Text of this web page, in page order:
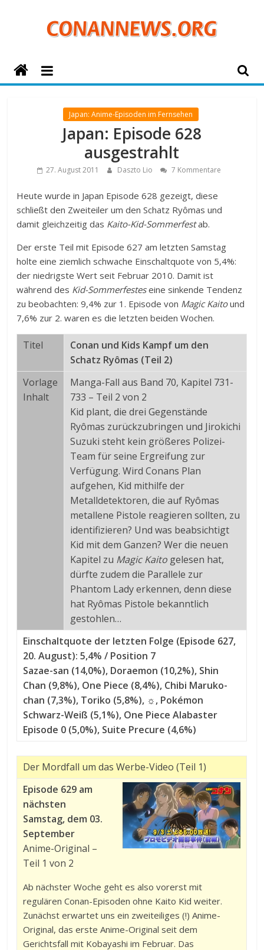
ConanNews.org
Japan: Anime-Episoden im Fernsehen
Japan: Episode 628
ausgestrahlt
27. August 2011 Daszto Lio 7 Kommentare
Heute wurde in Japan Episode 628 gezeigt, diese
schließt den Zweiteiler um den Schatz Ryômas und
damit gleichzeitig das Kaito-Kid-Sommerfestab.
Der erste Teil mit Episode 627 am letzten Samstag
holte eine ziemlich schwache Einschaltquote von 5,4%:
der niedrigste Wert seit Februar 2010. Damit ist
während des Kid-Sommerfesteseine sinkende Tendenz
zu beobachten: 9,4% zur 1. Episode von Magic Kaitound
7,6% zur 2. waren es die letzten beiden Wochen.
Titel
Conan und Kids Kampf um den
Schatz Ryômas (Teil 2)
Vorlage
Inhalt
Manga-Fall aus Band 70, Kapitel 731-
733 – Teil 2 von 2
Kid plant, die drei Gegenstände
Ryômas zurückzubringen und Jirokichi
Suzuki steht kein größeres Polizei-
Team für seine Ergreifung zur
Verfügung. Wird Conans Plan
aufgehen, Kid mithilfe der
Metalldetektoren, die auf Ryômas
metallene Pistole reagieren sollten, zu
identifizieren? Und was beabsichtigt
Kid mit dem Ganzen? Wer die neuen
Kapitel zu Magic Kaito gelesen hat,
dürfte zudem die Parallele zur
Phantom Lady erkennen, denn diese
hat Ryômas Pistole bekanntlich
gestohlen…
Einschaltquote der letzten Folge (Episode 627,
20. August): 5,4% / Position 7
Sazae-san (14,0%), Doraemon (10,2%), Shin
Chan (9,8%), One Piece (8,4%), Chibi Maruko-
chan (7,3%), Toriko (5,8%), ☼, Pokémon
Schwarz-Weiß (5,1%), One Piece Alabaster
Episode 0 (5,0%), Suite Precure (4,6%)
Der Mordfall um das Werbe-Video (Teil 1)
Episode 629 am
nächsten
Samstag, dem 03.
September
Anime-Original –
Teil 1 von 2
Ab nächster Woche geht es also vorerst mit
regulären Conan-Episoden ohne Kaito Kid weiter.
Zunächst erwartet uns ein zweiteiliges (!) Anime-
Original, das erste Anime-Original seit dem
Gerichtsfall mit Kobayashi im Februar. Das